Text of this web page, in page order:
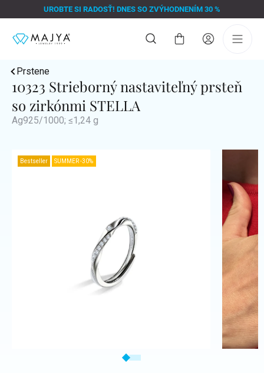
na
UROBTE SI RADOSŤ! DNES SO ZVÝHODNENÍM 30 %
Nákupný
Prstene
10323 Strieborný nastaviteľný prsteň
so zirkónmi STELLA
Ag925/1000; ≤1,24 g
Bestseller SUMMER -30%